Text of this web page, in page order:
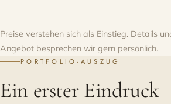
Preise verstehen sich als Einstieg. Details
Angebot besprechen wir gern persönlich.
PORTFOLIO-AUSZUG
Ein erster Eindruck